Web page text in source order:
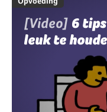
[Video] 6
leuk te